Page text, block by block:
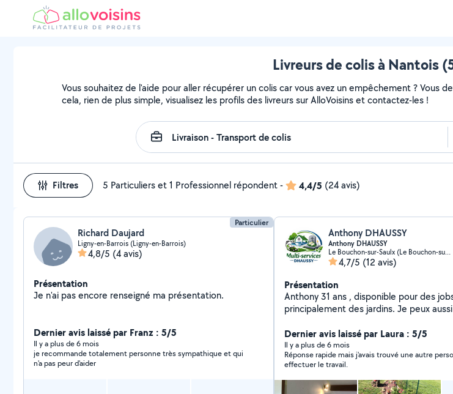
Livreurs de colis à Nantois
Vous souhaitez de l'aide pour aller récupérer un colis car vous avez un empêchement ? Vous
cela, rien de plus simple, visualisez les profils des livreurs sur AlloVoisins et contactez-les !
Filtres 5 Particuliers et 1 Professionnel répondent- 4,4/5 (24 avis)
Particulier
Richard Daujard
Ligny-en-Barrois (Ligny-en-Barrois)
4,8/5 (4 avis)
Présentation
Je n'ai pas encore renseigné ma présentation.
Dernier avis laissé par Franz : 5/5
Il y a plus de 6 mois
je recommande totalement personne très sympathique et qui
n'a pas peur d'aider
Anthony DHAUSSY
Anthony DHAUSSY
Le Bouchon-sur-Saulx (Le Bouchon-sur-Saulx)
4,7/5 (12 avis)
Présentation
Anthony 31 ans , disponible pour des
principalement des jardins. Je peux
DHAUSSY)
Dernier avis laissé par Laura : 5/5
Il y a plus de 6 mois
Réponse rapide mais j'avais trouvé une autre
effectuer le travail.